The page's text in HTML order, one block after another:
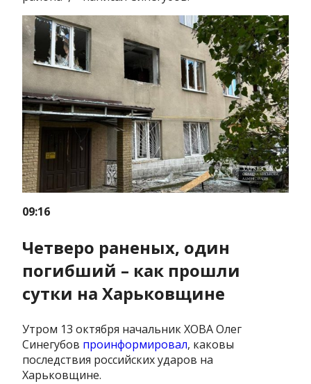
09:16
Четверо раненых, один
погибший – как прошли
сутки на Харьковщине
Утром 13 октября начальник ХОВА Олег
Синегубов проинформировал, каковы
последствия российских ударов на
Харьковщине.